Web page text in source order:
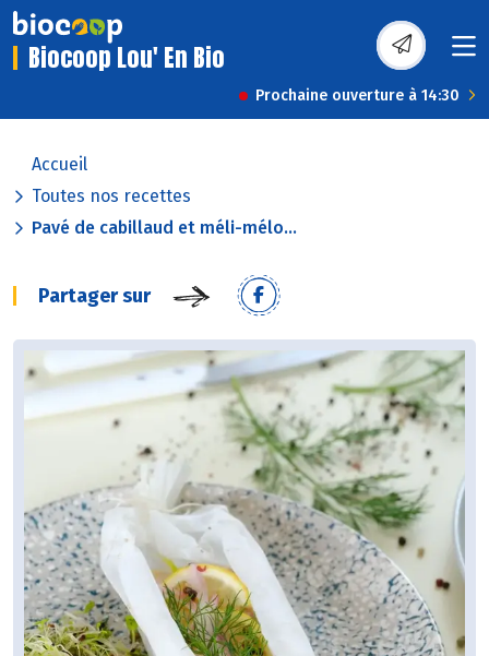
Biocoop Lou' En Bio
Prochaine ouverture à 14:30
Accueil
Toutes nos recettes
Pavé de cabillaud et méli-mélo...
Partager sur